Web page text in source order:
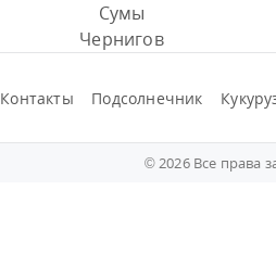
Сумы
Чернигов
Контакты Подсолнечник
© 2026 Все права